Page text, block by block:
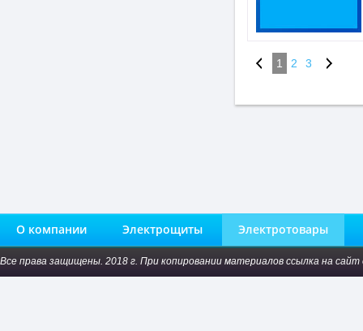
1 2 3
О компании Электрощиты Электротовары
Все права защищены. 2018 г. При копировании материалов ссылка на сайт